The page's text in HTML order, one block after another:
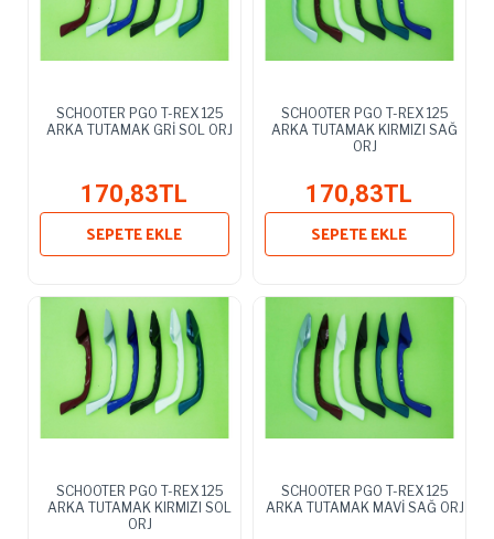
SCHOOTER PGO T-REX 125
ARKA TUTAMAK GRİ SOL ORJ
170,83TL
SEPETE EKLE
SCHOOTER PGO T-REX 125
ARKA TUTAMAK KIRMIZI SAĞ
ORJ
170,83TL
SEPETE EKLE
SCHOOTER PGO T-REX 125
ARKA TUTAMAK KIRMIZI SOL
ORJ
SCHOOTER PGO T-REX 125
ARKA TUTAMAK MAVİ SAĞ ORJ